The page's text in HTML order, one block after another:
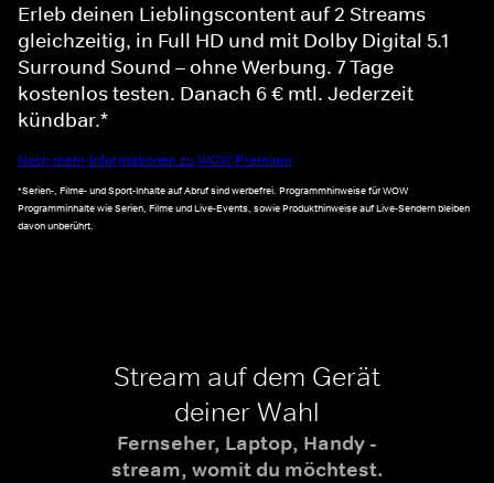
Erleb deinen Lieblingscontent auf 2 Streams
gleichzeitig, in Full HD und mit Dolby Digital 5.1
Surround Sound – ohne Werbung. 7 Tage
kostenlos testen. Danach 6 € mtl. Jederzeit
kündbar.*
Noch mehr Informationen zu WOW Premium
*Serien-, Filme- und Sport-Inhalte auf Abruf sind werbefrei. Programmhinweise für WOW
Programminhalte wie Serien, Filme und Live-Events, sowie Produkthinweise auf Live-Sendern bleiben
davon unberührt.
Stream auf dem Gerät
deiner Wahl
Fernseher, Laptop, Handy -
stream, womit du möchtest.